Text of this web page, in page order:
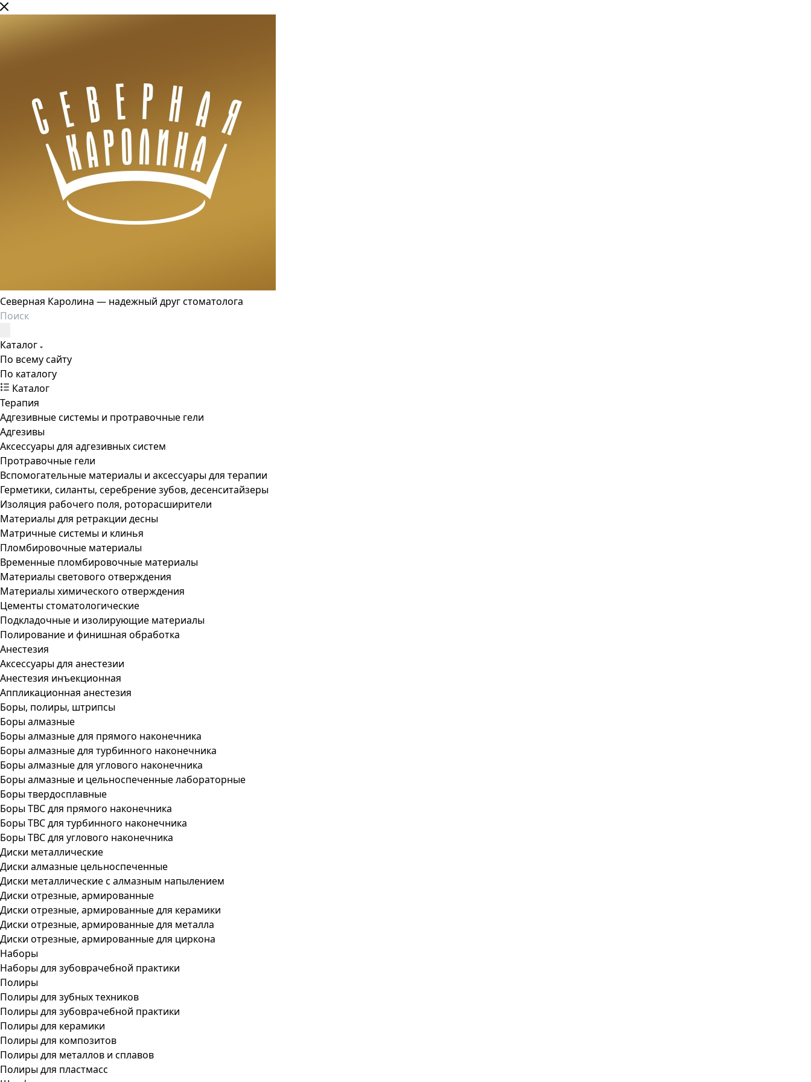
Северная Каролина — надежный друг стоматолога
Каталог
По всему сайту
По каталогу
Каталог
Терапия
Адгезивные системы и протравочные гели
Адгезивы
Аксессуары для адгезивных систем
Протравочные гели
Вспомогательные материалы и аксессуары для терапии
Герметики, силанты, серебрение зубов, десенситайзеры
Изоляция рабочего поля, роторасширители
Материалы для ретракции десны
Матричные системы и клинья
Пломбировочные материалы
Временные пломбировочные материалы
Материалы светового отверждения
Материалы химического отверждения
Цементы стоматологические
Подкладочные и изолирующие материалы
Полирование и финишная обработка
Анестезия
Аксессуары для анестезии
Анестезия инъекционная
Аппликационная анестезия
Боры, полиры, штрипсы
Боры алмазные
Боры алмазные для прямого наконечника
Боры алмазные для турбинного наконечника
Боры алмазные для углового наконечника
Боры алмазные и цельноспеченные лабораторные
Боры твердосплавные
Боры ТВС для прямого наконечника
Боры ТВС для турбинного наконечника
Боры ТВС для углового наконечника
Диски металлические
Диски алмазные цельноспеченные
Диски металлические с алмазным напылением
Диски отрезные, армированные
Диски отрезные, армированные для керамики
Диски отрезные, армированные для металла
Диски отрезные, армированные для циркона
Наборы
Наборы для зубоврачебной практики
Полиры
Полиры для зубных техников
Полиры для зубоврачебной практики
Полиры для керамики
Полиры для композитов
Полиры для металлов и сплавов
Полиры для пластмасс